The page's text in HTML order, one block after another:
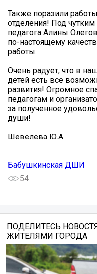
Также поразили
отделения! Под
педагога Алины
по-настоящему
работы. ️
Очень радует, что в
детей есть все
развития! Огромное
педагогам и
за полученное
души! ️
Шевелева Ю.А.
Бабушкинская ДШИ
54
ПОДЕЛИТЕСЬ
ЖИТЕЛЯМИ ГОРОДА